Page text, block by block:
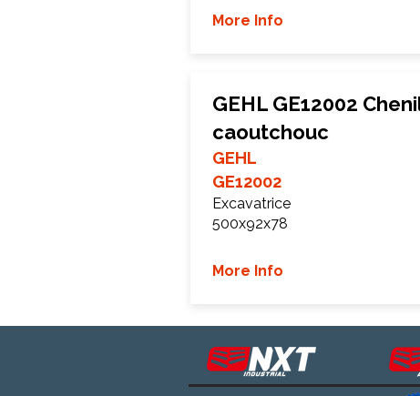
More Info
GEHL GE12002
caoutchouc
GEHL
GE12002
Excavatrice
500x92x78
More Info